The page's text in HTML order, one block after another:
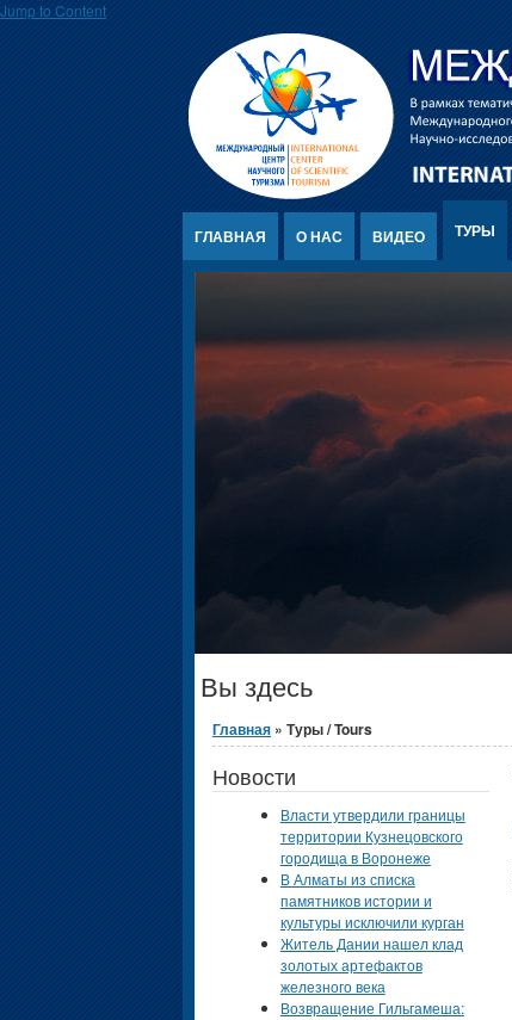
Jump to Content
ГЛАВНАЯ О НАС ВИДЕО ТУРЫ
Вы здесь
Главная » Туры / Tours
Новости
Власти утвердили границы
территории Кузнецовского
городища в Воронеже
В Алматы из списка
памятников истории и
культуры исключили курган
Житель Дании нашел клад
золотых артефактов
железного века
Возвращение Гильгамеша: